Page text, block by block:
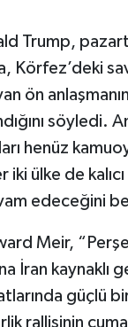
Trump,
Körfez’deki
ön
söyledi.
henüz
iki ülke de
edeceğini
Meir,
İran kaynaklı
güçlü
rallisinin